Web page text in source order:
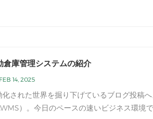
倉庫管理システムの紹介
FEB 14, 2025
された世界を掘り下げているブログ投稿へようこそ 倉庫
）。今日のペースの速いビジネス環境